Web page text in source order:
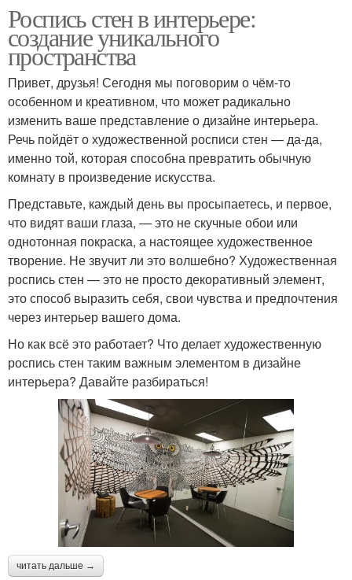
Роспись стен в интерьере:
создание уникального
пространства
Привет, друзья! Сегодня мы поговорим о чём-то
особенном и креативном, что может радикально
изменить ваше представление о дизайне интерьера.
Речь пойдёт о художественной росписи стен — да-да,
именно той, которая способна превратить обычную
комнату в произведение искусства.
Представьте, каждый день вы просыпаетесь, и первое,
что видят ваши глаза, — это не скучные обои или
однотонная покраска, а настоящее художественное
творение. Не звучит ли это волшебно? Художественная
роспись стен — это не просто декоративный элемент,
это способ выразить себя, свои чувства и предпочтения
через интерьер вашего дома.
Но как всё это работает? Что делает художественную
роспись стен таким важным элементом в дизайне
интерьера? Давайте разбираться!
читать дальше →